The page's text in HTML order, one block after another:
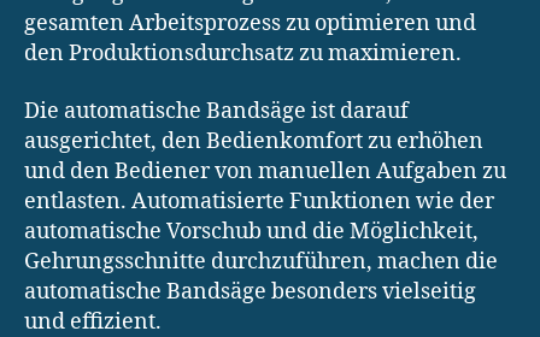
gesamten Arbeitsprozess zu optimieren und
den Produktionsdurchsatz zu maximieren.
Die automatische Bandsäge ist darauf
ausgerichtet, den Bedienkomfort zu erhöhen
und den Bediener von manuellen Aufgaben zu
entlasten. Automatisierte Funktionen wie der
automatische Vorschub und die Möglichkeit,
Gehrungsschnitte durchzuführen, machen die
automatische Bandsäge besonders vielseitig
und effizient.